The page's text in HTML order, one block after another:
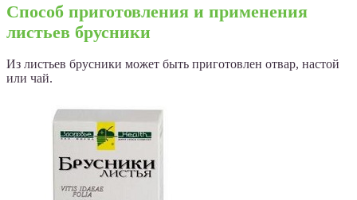
Способ приготовления и применения
листьев брусники
Из листьев брусники может быть приготовлен отвар, настой
или чай.